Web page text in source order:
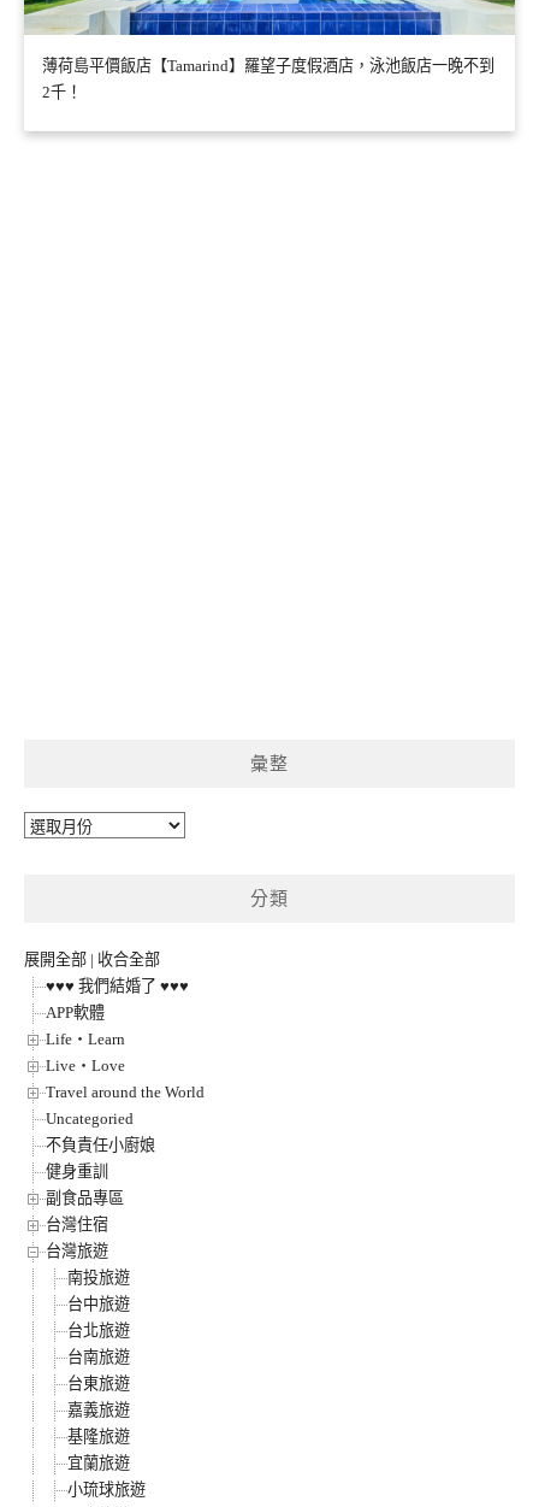
薄荷島平價飯店【Tamarind】羅望子度假酒店，泳池飯店一晚不到
2千！
彙整
彙
分類
展開全部 | 收合全部
♥♥♥ 我們結婚了 ♥♥♥
APP軟體
Life‧Learn
Live‧Love
Travel around the World
Uncategoried
不負責任小廚娘
健身重訓
副食品專區
台灣住宿
台灣旅遊
南投旅遊
台中旅遊
台北旅遊
台南旅遊
台東旅遊
嘉義旅遊
基隆旅遊
宜蘭旅遊
小琉球旅遊